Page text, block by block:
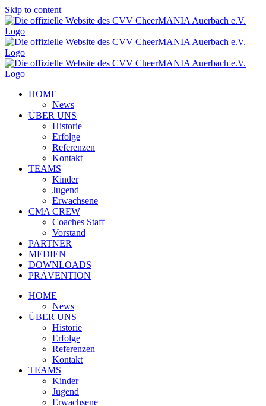
Skip to content
HOME
News
ÜBER UNS
Historie
Erfolge
Referenzen
Kontakt
TEAMS
Kinder
Jugend
Erwachsene
CMA CREW
Coaches Staff
Vorstand
PARTNER
MEDIEN
DOWNLOADS
PRÄVENTION
HOME
News
ÜBER UNS
Historie
Erfolge
Referenzen
Kontakt
TEAMS
Kinder
Jugend
Erwachsene